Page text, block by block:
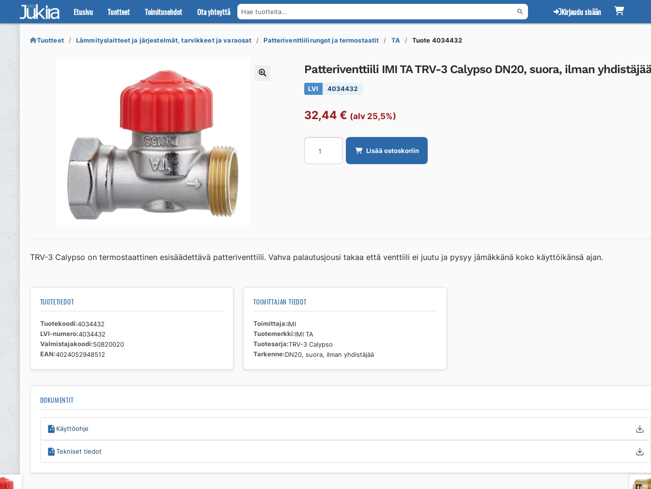
Etusivu Tuotteet Toimitusehdot Ota yhteyttä Hae tuotteita... Kirjaudu sisään
Siirry
navigointiin
Siirry
sisältöön
Tuotteet Lämmityslaitteet ja järjestelmät, tarvikkeet ja varaosat Patteriventtiilirungot ja termostaatit TA Tuote 4034432
Patteriventtiili IMI TA TRV-3 Calypso DN20, suora, ilman
LVI 4034432
32,44 € (alv 25,5%)
Patteriventtiili
TA
ilman
määrä
Lisää ostoskoriin
TRV-3 Calypso on termostaattinen esisäädettävä patteriventtiili. Vahva palautusjousi takaa että venttiili ei juutu ja pysyy jämäkkänä koko käyttöikänsä ajan.
TUOTETIEDOT
Tuotekoodi 4034432
LVI-numero 4034432
Valmistajakoodi 50820020
EAN 4024052948512
TOIMITTAJAN TIEDOT
Toimittaja IMI
Tuotemerkki IMI TA
Tuotesarja TRV-3 Calypso
Tarkenne DN20, suora, ilman yhdistäjää
DOKUMENTIT
Käyttöohje
Tekniset tiedot